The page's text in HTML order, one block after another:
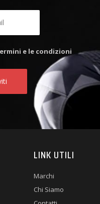
e le condizioni
LINK UTILI
Marchi
Chi Siamo